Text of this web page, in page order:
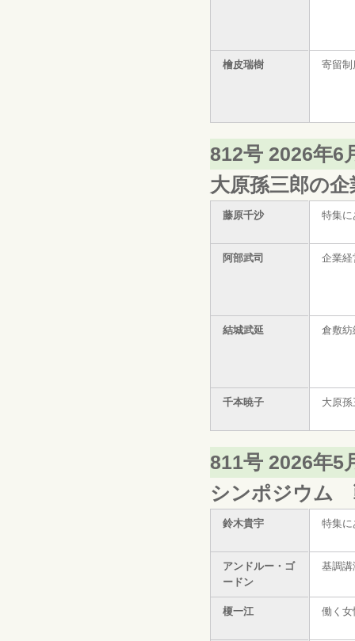
檜皮瑞樹 寄留
812号 2026年6
大原孫三郎の
藤原千沙 特集に
阿部武司 企業
結城武延 倉敷
千本暁子 大原
811号 2026年5
シンポジウム
鈴木貴宇 特集に
アンドルー・ゴ
ードン
基調
榎一江 働く女